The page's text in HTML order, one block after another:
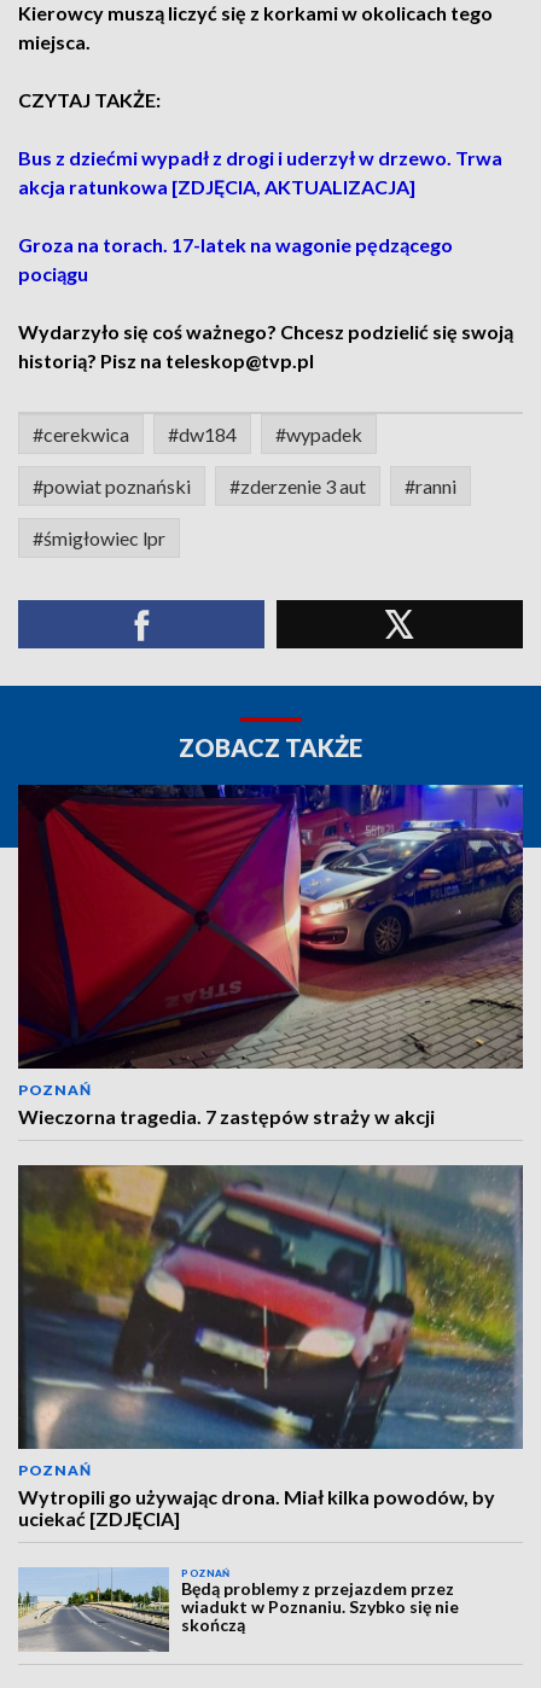
Kierowcy muszą liczyć się z korkami w okolicach tego
miejsca.
CZYTAJ TAKŻE:
Bus z dziećmi wypadł z drogi i uderzył w drzewo. Trwa
akcja ratunkowa [ZDJĘCIA, AKTUALIZACJA]
Groza na torach. 17-latek na wagonie pędzącego
pociągu
Wydarzyło się coś ważnego? Chcesz podzielić się swoją
historią? Pisz na teleskop@tvp.pl
#cerekwica #dw184 #wypadek
#powiat poznański #zderzenie 3 aut #ranni
#śmigłowiec lpr
ZOBACZ TAKŻE
POZNAŃ
Wieczorna tragedia. 7 zastępów straży w akcji
POZNAŃ
Wytropili go używając drona. Miał kilka powodów, by
uciekać [ZDJĘCIA]
POZNAŃ
Będą problemy z przejazdem przez
wiadukt w Poznaniu. Szybko się nie
skończą